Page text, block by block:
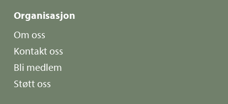
Organisasjon
Om oss
Kontakt oss
Bli medlem
Støtt oss